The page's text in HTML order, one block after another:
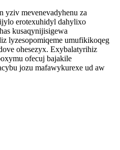
mevenevadyhenu za
erotexuhidyl dahylixo
kusaqynijisigewa
lyzesopomiqeme umufikikoqeg
ohesezyx. Exybalatyrihiz
ofecuj bajakile
jozu mafawykurexe ud aw